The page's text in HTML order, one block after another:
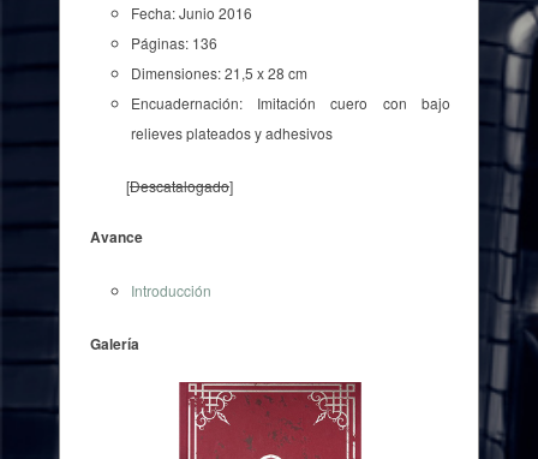
Fecha: Junio 2016
Páginas: 136
Dimensiones: 21,5 x 28 cm
Encuadernación: Imitación cuero con bajo
relieves plateados y adhesivos
[Descatalogado]
Avance
Introducción
Galería